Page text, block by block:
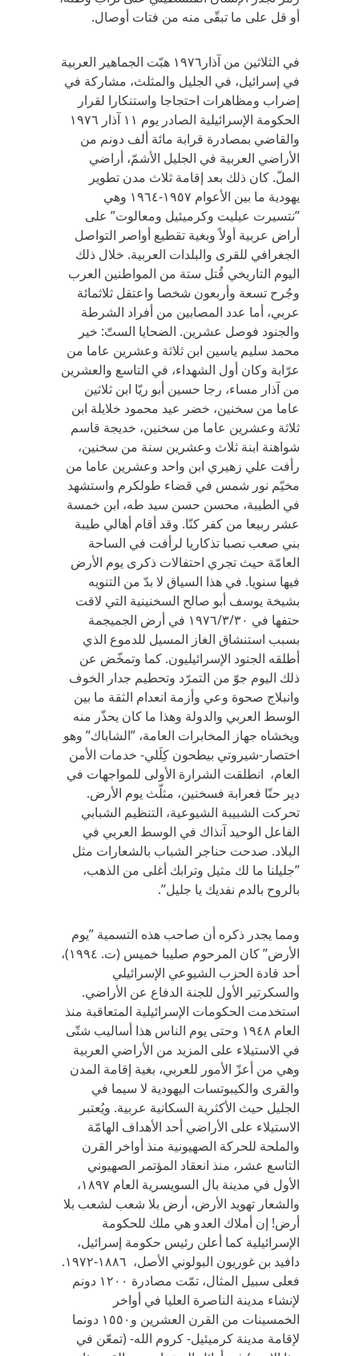
أو قل على ما تبقّى منه من فتات أوصال.
في الثلاثين من آذار١٩٧٦ هبّت الجماهير العربية
في إسرائيل، في الجليل والمثلث، مشاركة في
إضراب ومظاهرات احتجاجا واستنكارا لقرار
الحكومة الإسرائيلية الصادر يوم ١١ آذار ١٩٧٦
والقاضي بمصادرة قرابة مائة ألف دونم من
الأراضي العربية في الجليل الأشمّ، أراضي
الملّ. كان ذلك بعد إقامة ثلاث مدن تطوير
يهودية ما بين الأعوام ١٩٥٧-١٩٦٤ وهي
”نتسيرت عيليت وكرميئيل ومعالوت” على
أراض عربية أولاً وبغية تقطيع أواصر التواصل
الجغرافي للقرى والبلدات العربية. خلال ذلك
اليوم التاريخي قُتل ستة من المواطنين العرب
وجُرح تسعة وأربعون شخصا واعتقل ثلاثمائة
عربي، أما عدد المصابين من أفراد الشرطة
والجنود فوصل عشرين. الضحايا الستّ: خير
محمد سليم ياسين ابن ثلاثة وعشرين عاما من
عرّابة وكان أول الشهداء، في التاسع والعشرين
من آذار مساء، رجا حسين أبو ريّا ابن ثلاثين
عاما من سخنين، خضر عيد محمود خلايلة ابن
ثلاثة وعشرين عاما من سخنين، خديجة قاسم
شواهنة ابنة ثلاث وعشرين سنة من سخنين،
رأفت علي زهيري ابن واحد وعشرين عاما من
مخيّم نور شمس في قضاء طولكرم واستشهد
في الطيبة، محسن حسن سيد طه، ابن خمسة
عشر ربيعا من كفر كنّا. وقد أقام أهالي طيبة
بني صعب نصبا تذكاريا لرأفت في الساحة
العامّة حيث تجري احتفالات ذكرى يوم الأرض
فيها سنويا. في هذا السياق لا بدّ من التنويه
بشيخة يوسف أبو صالح السخنينية التي لاقت
حتفها في ١٩٧٦/٣/٣٠ في أرض الجميجمة
بسبب استنشاق الغاز المسيل للدموع الذي
أطلقه الجنود الإسرائيليون. كما وتمخّض عن
ذلك اليوم جوّ من التمرّد وتحطيم جدار الخوف
وانبلاج صحوة وعي وأزمة انعدام الثقة ما بين
الوسط العربي والدولة وهذا ما كان يحذّر منه
ويخشاه جهاز المخابرات العامة، ”الشاباك” وهو
اختصار-شيروتي بيطحون كِلَلي- خدمات الأمن
العام، انطلقت الشرارة الأولى للمواجهات في
دير حنّا فعرابة فسخنين، مثلّث يوم الأرض.
تحركت الشبيبة الشيوعية، التنظيم الشبابي
الفاعل الوحيد آنذاك في الوسط العربي في
البلاد. صدحت حناجر الشباب بالشعارات مثل
”جليلنا ما لك مثيل وترابك أغلى من الذهب،
بالروح بالدم نفديك يا جليل”.
ومما يجدر ذكره أن صاحب هذه التسمية ”يوم
الأرض” كان المرحوم صليبا خميس (ت. ١٩٩٤)،
أحد قادة الحزب الشيوعي الإسرائيلي
والسكرتير الأول للجنة الدفاع عن الأراضي.
استخدمت الحكومات الإسرائيلية المتعاقبة منذ
العام ١٩٤٨ وحتى يوم الناس هذا أساليب شتّى
في الاستيلاء على المزيد من الأراضي العربية
وهي من أعزّ الأمور للعربي، بغية إقامة المدن
والقرى والكيبوتسات اليهودية لا سيما في
الجليل حيث الأكثرية السكانية عربية. ويُعتبر
الاستيلاء على الأراضي أحد الأهداف الهامّة
والملحة للحركة الصهيونية منذ أواخر القرن
التاسع عشر، منذ انعقاد المؤتمر الصهيوني
الأول في مدينة بال السويسرية العام ١٨٩٧،
والشعار تهويد الأرض، أرض بلا شعب لشعب بلا
أرض! إن أملاك العدو هي ملك للحكومة
الإسرائيلية كما أعلن رئيس حكومة إسرائيل،
دافيد بن غوريون البولوني الأصل، ١٨٨٦-١٩٧٢.
فعلى سبيل المثال، تمّت مصادرة ١٢٠٠ دونم
لإنشاء مدينة الناصرة العليا في أواخر
الخمسينات من القرن العشرين و١٥٥٠ دونما
لإقامة مدينة كرميئيل- كروم الله- (تمعّن في